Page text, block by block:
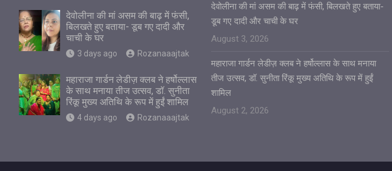
देवोलीना की मां असम की बाढ़ में फंसी,
बिलखते हुए बताया- डूब गए दादी और
चाची के घर
3 days ago Rozanaaajtak
महाराजा गार्डन लेडीज़ क्लब ने हर्षोल्लास
के साथ मनाया तीज उत्सव, डॉ. सुनीता
रिंकू मुख्य अतिथि के रूप में हुईं शामिल
4 days ago Rozanaaajtak
देवोलीना की मां असम की बाढ़ में फंसी, बिलखते हुए बताया-
डूब गए दादी और चाची के घर
August 3, 2026
महाराजा गार्डन लेडीज़ क्लब ने हर्षोल्लास के साथ मनाया
तीज उत्सव, डॉ. सुनीता रिंकू मुख्य अतिथि के रूप में हुईं
शामिल
August 2, 2026